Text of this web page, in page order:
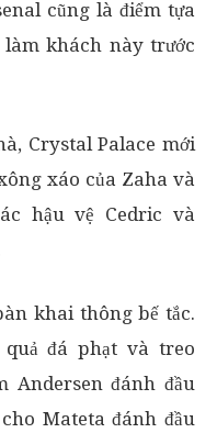
cũng là điểm tựa
khách này trước
Crystal Palace mới
xáo của Zaha và
hậu vệ Cedric và
khai thông bế tắc.
đá phạt và treo
Andersen đánh đầu
Mateta đánh đầu